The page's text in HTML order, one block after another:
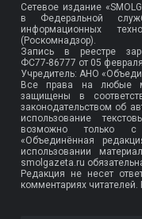
Сетевое издание
в Федеральной
информационных
(Роскомнадзор).
Запись в реестре
ФС77-86777 от 05
Учредитель: АНО
Все права на любые
защищены в
законодательством об
использование
возможно только с
«Объединённая
использовании
smolgazeta.ru
Редакция не несет
комментариях